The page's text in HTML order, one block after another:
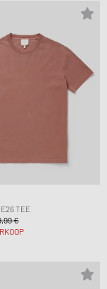
TEE
€